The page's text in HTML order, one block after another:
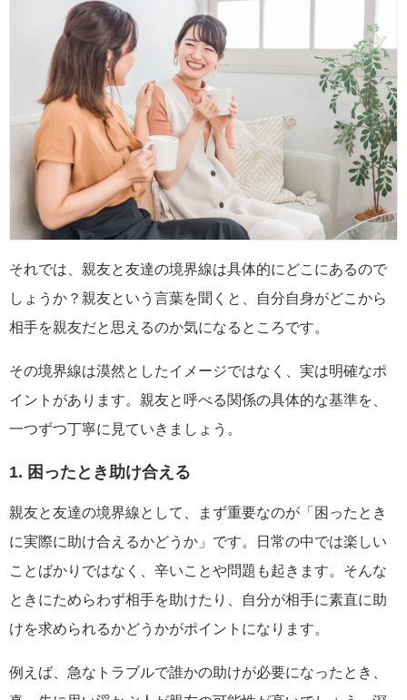
それでは、親友と友達の境界線は具体的にどこにあるので
しょうか？親友という言葉を聞くと、自分自身がどこから
相手を親友だと思えるのか気になるところです。
その境界線は漠然としたイメージではなく、実は明確なポ
イントがあります。親友と呼べる関係の具体的な基準を、
一つずつ丁寧に見ていきましょう。
1. 困ったとき助け合える
親友と友達の境界線として、まず重要なのが「困ったとき
に実際に助け合えるかどうか」です。日常の中では楽しい
ことばかりではなく、辛いことや問題も起きます。そんな
ときにためらわず相手を助けたり、自分が相手に素直に助
けを求められるかどうかがポイントになります。
例えば、急なトラブルで誰かの助けが必要になったとき、